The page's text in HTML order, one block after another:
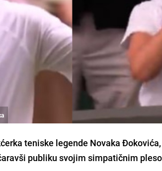
teniske legende Novaka
publiku svojim simpatičnim